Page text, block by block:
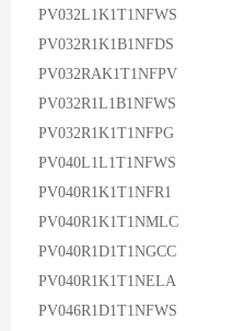
PV032L1K1T1NFWS
PV032R1K1B1NFDS
PV032RAK1T1NFPV
PV032R1L1B1NFWS
PV032R1K1T1NFPG
PV040L1L1T1NFWS
PV040R1K1T1NFR1
PV040R1K1T1NMLC
PV040R1D1T1NGCC
PV040R1K1T1NELA
PV046R1D1T1NFWS